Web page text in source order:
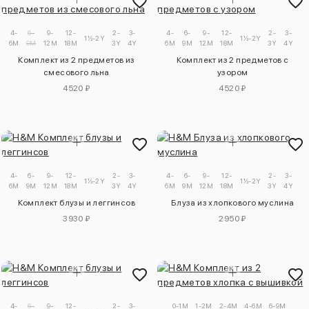
4-
6M
6-
9M
9-
12M
12-
18M
1½-2Y
2-
3Y
3-
4Y
Комплект из 2 предметов из
смесового льна
4520 ₽
4-
6M
6-
9M
9-
12M
12-
18M
1½-2Y
2-
3Y
3-
4Y
Комплект из 2 предметов с
узором
4520 ₽
4-
6M
6-
9M
9-
12M
12-
18M
1½-2Y
2-
3Y
3-
4Y
Комплект блузы и леггинсов
3930 ₽
4-
6M
6-
9M
9-
12M
12-
18M
1½-2Y
2-
3Y
3-
4Y
Блуза из хлопкового муслина
2950 ₽
4-
6-
9-
12-
2-
3-
0-1M 1-2M 2-4M 4-6M 6-9M